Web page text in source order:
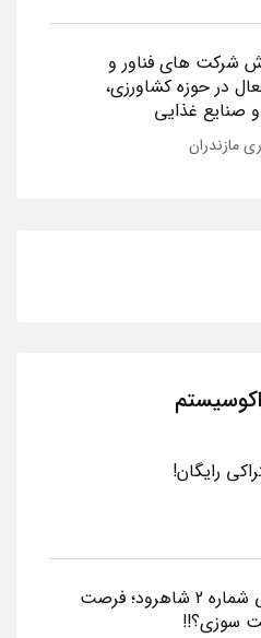
شرکت های فناور و
در حوزه کشاورزی،
صنایع غذایی
مازندران
رایگان!
شهرک صنعتی شماره 2 شاهرود؛ فرصت
سوزی؟!!